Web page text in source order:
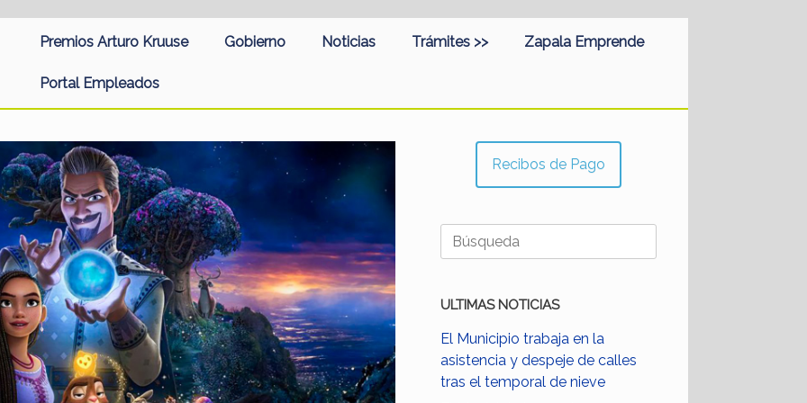
Premios Arturo Kruuse Gobierno Noticias Trámites >> Zapala Emprende
Portal Empleados
Recibos de Pago
Buscar:
ULTIMAS NOTICIAS
El Municipio trabaja en la
asistencia y despeje de calles
tras el temporal de nieve